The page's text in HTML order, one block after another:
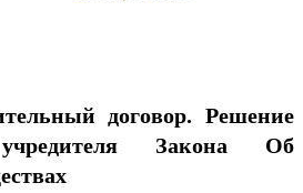
договор. Решение
Закона Об